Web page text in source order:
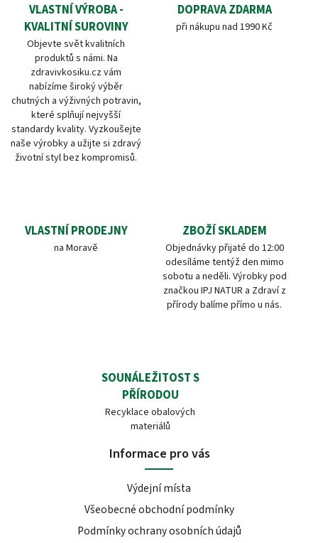
VLASTNÍ VÝROBA -
KVALITNÍ SUROVINY
Objevte svět kvalitních
produktů s námi. Na
zdravivkosiku.cz vám
nabízíme široký výběr
chutných a výživných potravin,
které splňují nejvyšší
standardy kvality. Vyzkoušejte
naše výrobky a užijte si zdravý
životní styl bez kompromisů.
DOPRAVA ZDARMA
při nákupu nad 1990 Kč
VLASTNÍ PRODEJNY
na Moravě
ZBOŽÍ SKLADEM
Objednávky přijaté do 12:00
odesíláme tentýž den mimo
sobotu a neděli. Výrobky pod
značkou IPJ NATUR a Zdraví z
přírody balíme přímo u nás.
SOUNÁLEŽITOST S
PŘÍRODOU
Recyklace obalových
materiálů
Informace pro vás
Výdejní místa
Všeobecné obchodní podmínky
Podmínky ochrany osobních údajů